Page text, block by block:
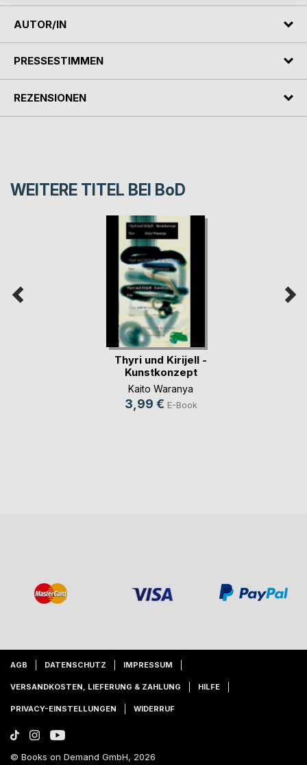
AUTOR/IN
PRESSESTIMMEN
REZENSIONEN
WEITERE TITEL BEI BoD
Thyri und Kirijell -
Kunstkonzept
Kaito Waranya
3,99 € E-Book
AGB DATENSCHUTZ IMPRESSUM
VERSANDKOSTEN, LIEFERUNG & ZAHLUNG HILFE
PRIVACY-EINSTELLUNGEN WIDERRUF
© Books on Demand GmbH, 2026